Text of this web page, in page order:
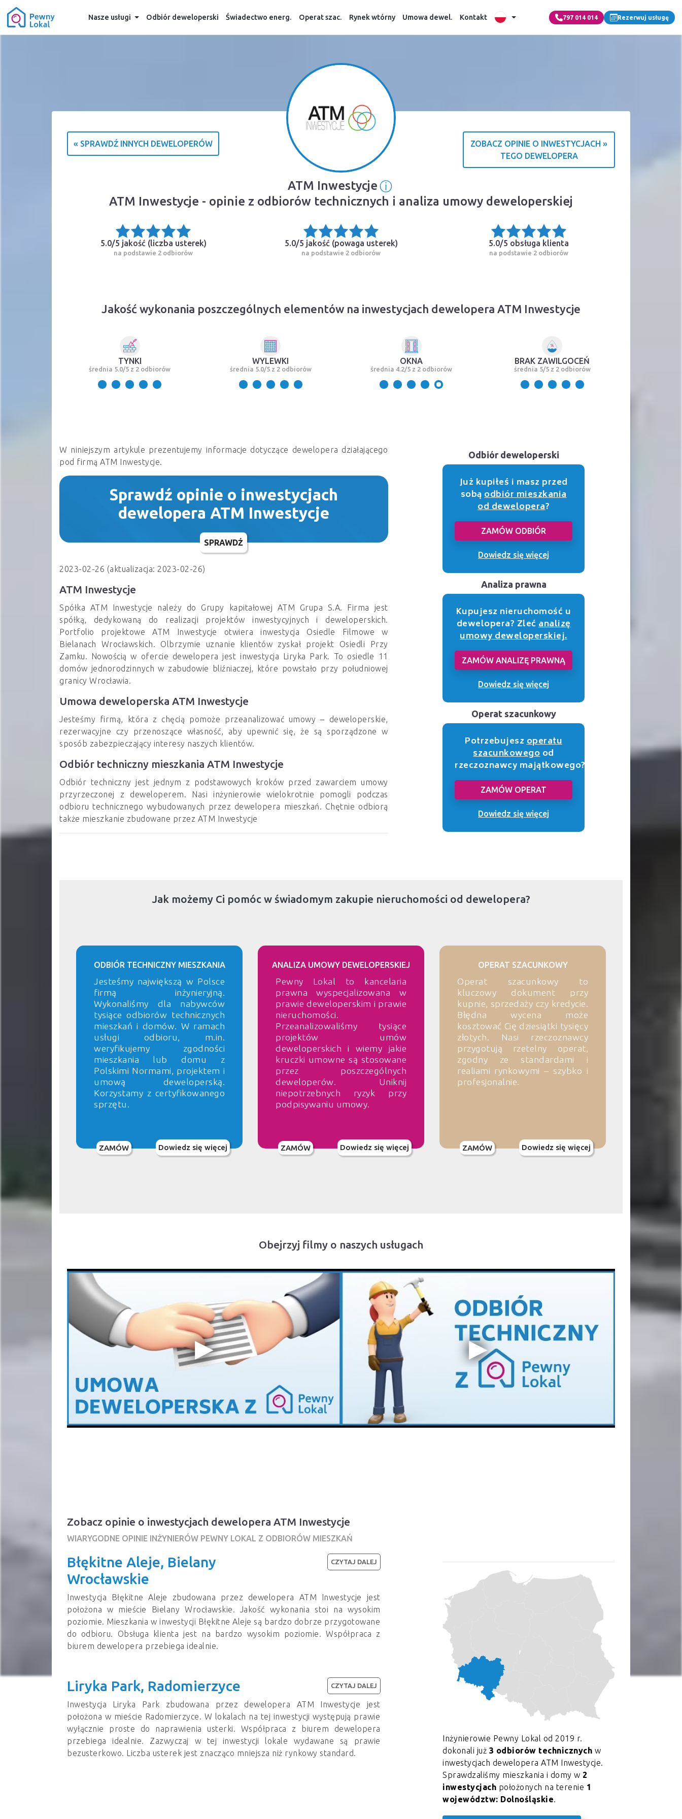
Nasze usługi Odbiór deweloperski Świadectwo energ. Operat szac. Rynek wtórny Umowa dewel. Kontakt 797 014 014 Rezerwuj usługę
« SPRAWDŹ INNYCH DEWELOPERÓW
ZOBACZ OPINIE O INWESTYCJACH »
TEGO DEWELOPERA
ATM InwestycjeⓘInformacja o źródle ocen
ATM Inwestycje - opinie z odbiorów technicznych i analiza umowy deweloperskiej
5.0/5 jakość (liczba usterek)
na podstawie 2 odbiorów
5.0/5 jakość (powaga usterek)
na podstawie 2 odbiorów
5.0/5 obsługa klienta
na podstawie 2 odbiorów
Jakość wykonania poszczególnych elementów na inwestycjach dewelopera ATM Inwestycje
TYNKI
średnia 5.0/5 z 2 odbiorów
WYLEWKI
średnia 5.0/5 z 2 odbiorów
OKNA
średnia 4.2/5 z 2 odbiorów
BRAK ZAWILGOCEŃ
średnia 5/5 z 2 odbiorów
W niniejszym artykule prezentujemy informacje dotyczące dewelopera działającego
pod firmą ATM Inwestycje.
Sprawdź opinie o inwestycjach
dewelopera ATM Inwestycje
SPRAWDŹ
2023-02-26 (aktualizacja: 2023-02-26)
ATM Inwestycje
Spółka ATM Inwestycje należy do Grupy kapitałowej ATM Grupa S.A. Firma jest
spółką, dedykowaną do realizacji projektów inwestycyjnych i deweloperskich.
Portfolio projektowe ATM Inwestycje otwiera inwestycja Osiedle Filmowe w
Bielanach Wrocławskich. Olbrzymie uznanie klientów zyskał projekt Osiedli Przy
Zamku. Nowością w ofercie dewelopera jest inwestycja Liryka Park. To osiedle 11
domów jednorodzinnych w zabudowie bliźniaczej, które powstało przy południowej
granicy Wrocławia.
Umowa deweloperska ATM Inwestycje
Jesteśmy firmą, która z chęcią pomoże przeanalizować umowy – deweloperskie,
rezerwacyjne czy przenoszące własność, aby upewnić się, że są sporządzone w
sposób zabezpieczający interesy naszych klientów.
Odbiór techniczny mieszkania ATM Inwestycje
Odbiór techniczny jest jednym z podstawowych kroków przed zawarciem umowy
przyrzeczonej z deweloperem. Nasi inżynierowie wielokrotnie pomogli podczas
odbioru technicznego wybudowanych przez dewelopera mieszkań. Chętnie odbiorą
także mieszkanie zbudowane przez ATM Inwestycje
Odbiór deweloperski
Już kupiłeś i masz przed
sobąodbiór mieszkania
od dewelopera?
ZAMÓW ODBIÓR
Dowiedz się więcej
Analiza prawna
Kupujesz nieruchomość u
dewelopera? Zlećanalizę
umowy deweloperskiej.
ZAMÓW ANALIZĘ PRAWNĄ
Dowiedz się więcej
Operat szacunkowy
Potrzebujeszoperatu
szacunkowegood
rzeczoznawcy majątkowego?
ZAMÓW OPERAT
Dowiedz się więcej
Jak możemy Ci pomóc w świadomym zakupie nieruchomości od dewelopera?
ODBIÓR TECHNICZNY MIESZKANIA
Jesteśmy największą w Polsce
firmą inżynieryjną.
Wykonaliśmy dla nabywców
tysiące odbiorów technicznych
mieszkań i domów. W ramach
usługi odbioru, m.in.
weryfikujemy zgodności
mieszkania lub domu z
Polskimi Normami, projektem i
umową deweloperską.
Korzystamy z certyfikowanego
sprzętu.
ZAMÓW Dowiedz się więcej
ANALIZA UMOWY DEWELOPERSKIEJ
Pewny Lokal to kancelaria
prawna wyspecjalizowana w
prawie deweloperskim i prawie
nieruchomości.
Przeanalizowaliśmy tysiące
projektów umów
deweloperskich i wiemy jakie
kruczki umowne są stosowane
przez poszczególnych
deweloperów. Uniknij
niepotrzebnych ryzyk przy
podpisywaniu umowy.
ZAMÓW Dowiedz się więcej
OPERAT SZACUNKOWY
Operat szacunkowy to
kluczowy dokument przy
kupnie, sprzedaży czy kredycie.
Błędna wycena może
kosztować Cię dziesiątki tysięcy
złotych. Nasi rzeczoznawcy
przygotują rzetelny operat,
zgodny ze standardami i
realiami rynkowymi – szybko i
profesjonalnie.
ZAMÓW Dowiedz się więcej
Obejrzyj filmy o naszych usługach
Zobacz opinie o inwestycjach dewelopera ATM Inwestycje
WIARYGODNE OPINIE INŻYNIERÓW PEWNY LOKAL Z ODBIORÓW MIESZKAŃ
Błękitne Aleje, Bielany
Wrocławskie
Inwestycja Błękitne Aleje zbudowana przez dewelopera ATM Inwestycje jest
położona w mieście Bielany Wrocławskie. Jakość wykonania stoi na wysokim
poziomie. Mieszkania w inwestycji Błękitne Aleje są bardzo dobrze przygotowane
do odbioru. Obsługa klienta jest na bardzo wysokim poziomie. Współpraca z
biurem dewelopera przebiega idealnie.
CZYTAJ DALEJ
Liryka Park, Radomierzyce
Inwestycja Liryka Park zbudowana przez dewelopera ATM Inwestycje jest
położona w mieście Radomierzyce. W lokalach na tej inwestycji występują prawie
wyłącznie proste do naprawienia usterki. Współpraca z biurem dewelopera
przebiega idealnie. Zazwyczaj w tej inwestycji lokale wydawane są prawie
bezusterkowo. Liczba usterek jest znacząco mniejsza niż rynkowy standard.
CZYTAJ DALEJ
Inżynierowie Pewny Lokal od 2019 r.
dokonali już 3 odbiorów technicznych w
inwestycjach dewelopera ATM Inwestycje.
Sprawdzaliśmy mieszkania i domy w 2
inwestycjach położonych na terenie 1
województw: Dolnośląskie.